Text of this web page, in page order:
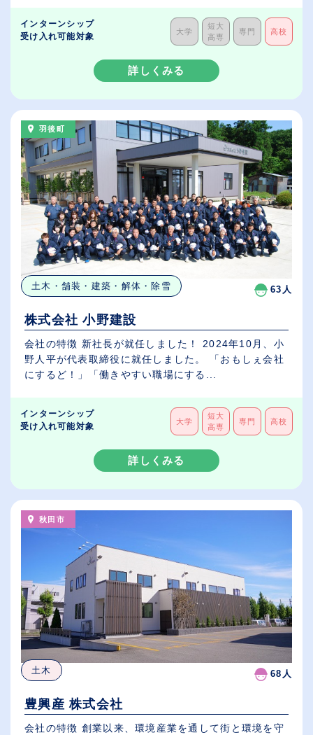
インターンシップ
受け入れ可能対象
大学
短大
高専
専門 高校
詳しくみる
羽後町
土木・舗装・建築・解体・除雪 63人
株式会社 小野建設
会社の特徴 新社長が就任しました！ 2024年10月、小
野人平が代表取締役に就任しました。 「おもしぇ会社
にするど！」「働きやすい職場にする...
インターンシップ
受け入れ可能対象
大学
短大
高専
専門 高校
詳しくみる
秋田市
土木 68人
豊興産 株式会社
会社の特徴 創業以来、環境産業を通して街と環境を守